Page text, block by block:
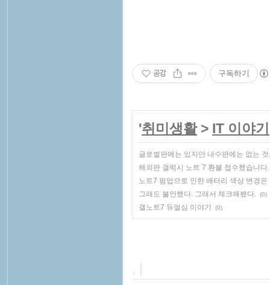
공감 구독하기
'취미생활> IT 이야기
글로벌판에는 있지만 내수판에는 없는
해외판 갤럭시 노트 7 환불 접수했습니다.
노트7 펌업으로 인한 배터리 색상 변경
그래도 불안했다. 그래서 체크해봤다. (0)
갤노트7 듀얼심 이야기 (0)
, |